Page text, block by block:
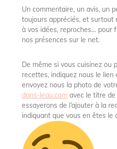
Un commentaire, un avis, un
toujours appréciés, et surtout
à vos idées, reproches… pour
nos présences sur le net.
De même si vous cuisinez ou
recettes, indiquez nous le
envoyez nous la photo de
dans-leau.com avec le titre
essayerons de l’ajouter à la
indiquant que vous en êtes le